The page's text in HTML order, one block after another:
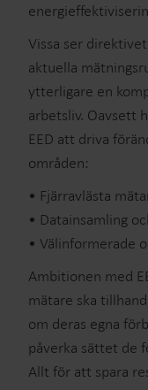
Vissa ser
aktuella
ytterligare en
arbetsliv. Oavsett
EED att driva
områden:
• Fjärravlästa
• Datainsamling
• Välinformerade
Ambitionen med
mätare ska
om deras egna
påverka sättet de
Allt för att spara